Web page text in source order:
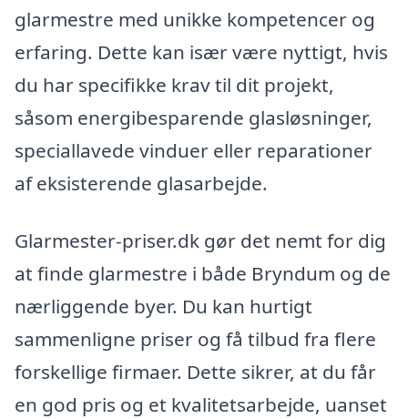
glarmestre med unikke kompetencer og
erfaring. Dette kan især være nyttigt, hvis
du har specifikke krav til dit projekt,
såsom energibesparende glasløsninger,
speciallavede vinduer eller reparationer
af eksisterende glasarbejde.
Glarmester-priser.dk gør det nemt for dig
at finde glarmestre i både Bryndum og de
nærliggende byer. Du kan hurtigt
sammenligne priser og få tilbud fra flere
forskellige firmaer. Dette sikrer, at du får
en god pris og et kvalitetsarbejde, uanset